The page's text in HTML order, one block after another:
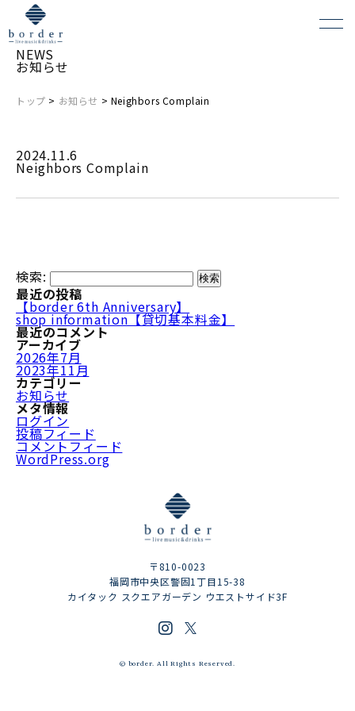
NEWS
お知らせ
トップ > お知らせ > Neighbors Complain
2024.11.6
Neighbors Complain
検索:
最近の投稿
【border 6th Anniversary】
shop information【貸切基本料金】
最近のコメント
アーカイブ
2026年7月
2023年11月
カテゴリー
お知らせ
メタ情報
ログイン
投稿フィード
コメントフィード
WordPress.org
〒810-0023
福岡市中央区警固1丁目15-38
カイタック スクエアガーデン ウエストサイド3F
© border. All Rights Reserved.